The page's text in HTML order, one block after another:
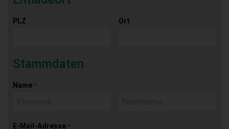
PLZ Ort
Stammdaten
Name *
E-Mail-Adresse *